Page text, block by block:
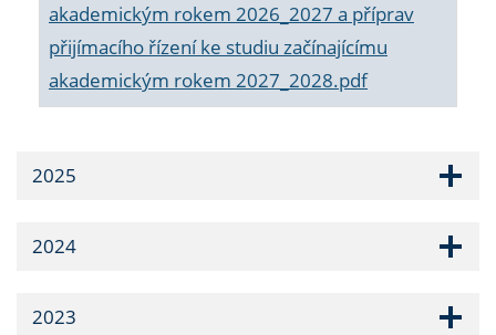
akademickým rokem 2026_2027 a příprav
přijímacího řízení ke studiu začínajícímu
akademickým rokem 2027_2028.pdf
2025
2024
2023